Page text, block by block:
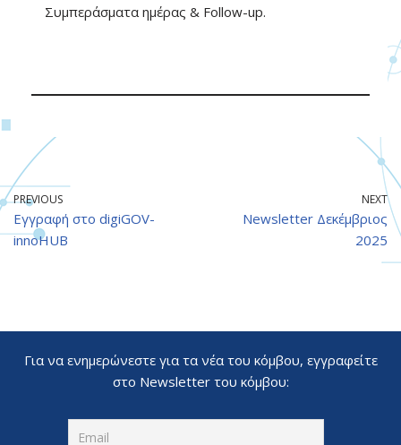
Συμπεράσματα ημέρας & Follow-up.
PREVIOUS
Εγγραφή στο digiGOV-
innoHUB
NEXT
Newsletter Δεκέμβριος
2025
Για να ενημερώνεστε για τα νέα του κόμβου, εγγραφείτε
στο Newsletter του κόμβου: